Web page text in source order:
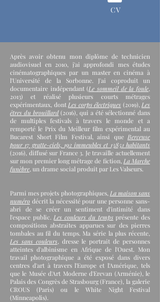
CV
Après avoir obtenu mon diplôme de technicien
audiovisuel en 2010, j'ai approfondi mes études
cinématographiques par un master en cinéma à
l'Université de la Sorbonne. J'ai coproduit un
documentaire indépendant (Le sommeil de la foule,
2013) et réalisé plusieurs courts métrages
expérimentaux, dont Les corps électriques (2019), Les
êtres du brouillard(2016), qui a été sélectionné dans
de multiples festivals à travers le monde et a
remporté le Prix du Meilleur film expérimental au
Bucarest Short Film Festival, ainsi que Berceuse
pour 17 gratte-ciels, 192 immeubles et 13851 habitants
(2016), diffusé sur France 3. Je travaille actuellement
sur mon premier long métrage de fiction, La Marche
funèbre, un drame social produit par Les Valseurs.
Parmi mes projets photographiques, La maison sans
numéro décrit la nécessité pour une personne sans-
abri de se créer un sentiment d'intimité dans
l'espace public. Les couleurs du temps présente des
compositions abstraites apparues sur des pierres
tombales au fil du temps. Ma série la plus récente,
Les sans couleurs, dresse le portrait de personnes
atteintes d'albinisme en Afrique de l'Ouest. Mon
travail photographique a été exposé dans divers
centres d'art à travers l'Europe et l'Amérique, tels
que le Musée d'Art Moderne d'Erevan (Arménie), le
Palais des Congrès de Strasbourg (France), la galerie
CROUS (Paris) ou le White Night Festival
(Minneapolis).